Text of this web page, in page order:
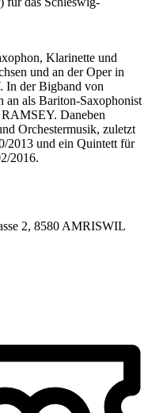
Klarinette und
und an der Oper in
In der Bigband von
als Bariton-Saxophonist
Daneben
Orchestermusik, zuletzt
2013 und ein Quintett für
2016.
2, 8580 AMRISWIL